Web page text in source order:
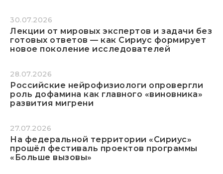
30.07.2026
Лекции от мировых экспертов и задачи без
готовых ответов — как Сириус формирует
новое поколение исследователей
28.07.2026
Российские нейрофизиологи опровергли
роль дофамина как главного «виновника»
развития мигрени
27.07.2026
На федеральной территории «Сириус»
прошёл фестиваль проектов программы
«Больше вызовы»